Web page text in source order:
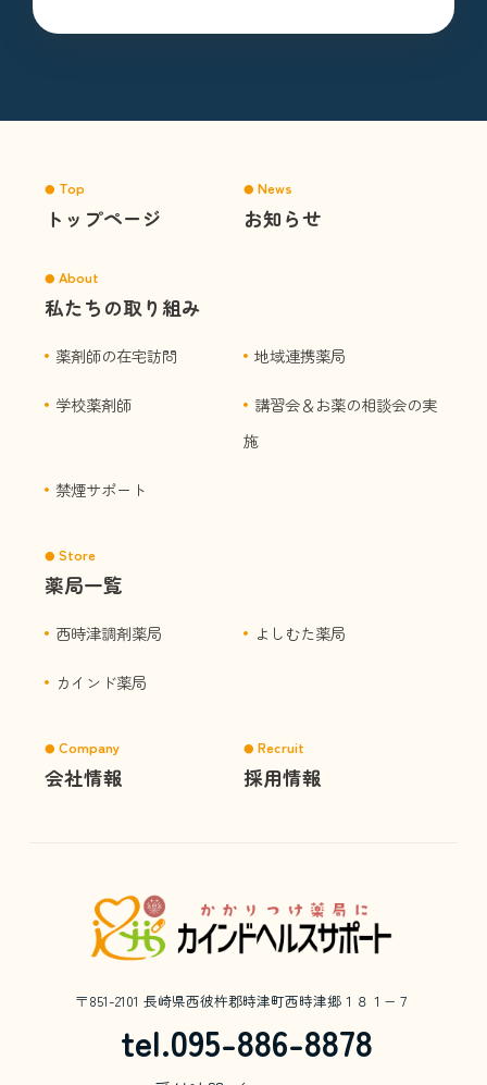
〒851-2101長崎県西彼杵郡時津町西時津郷１８１−７
tel.095-886-8878
Top
トップページ
News
お知らせ
About
私たちの取り組み
薬剤師の在宅訪問 地域連携薬局
学校薬剤師
講習会＆お薬の相談会の実
施
禁煙サポート
Store
薬局一覧
西時津調剤薬局 よしむた薬局
カインド薬局
Company
会社情報
Recruit
採用情報